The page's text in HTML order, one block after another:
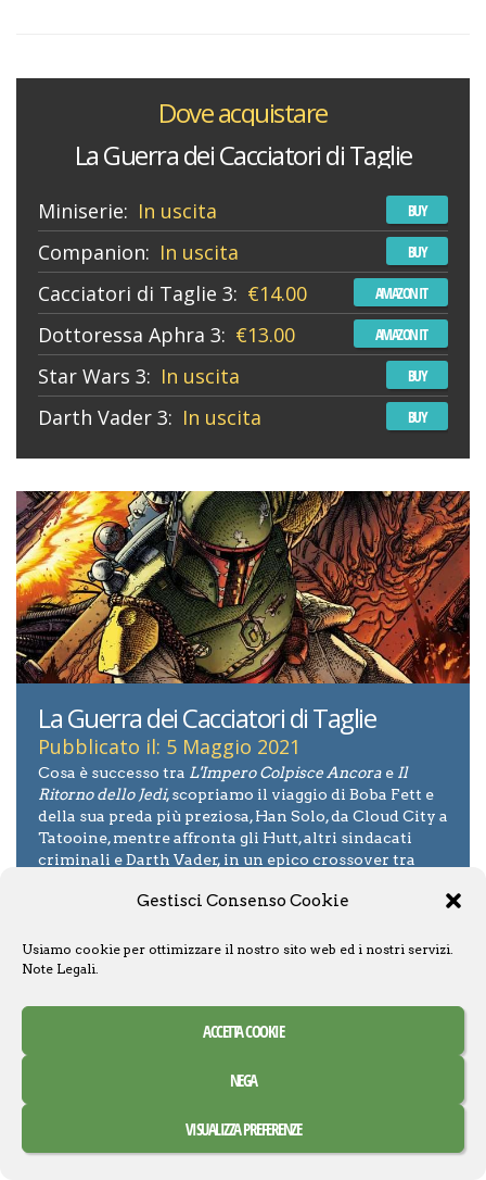
Gestisci Consenso Cookie
Usiamo cookie per ottimizzare il nostro sito web ed i nostri servizi.
Note Legali.
ACCETTA COOKIE
NEGA
VISUALIZZA PREFERENZE
Dove acquistare
La Guerra dei Cacciatori di Taglie
Miniserie: In uscita BUY
Companion: In uscita BUY
Cacciatori di Taglie 3: €14.00 AMAZON IT
Dottoressa Aphra 3: €13.00 AMAZON IT
Star Wars 3: In uscita BUY
Darth Vader 3: In uscita BUY
La Guerra dei Cacciatori di Taglie
Pubblicato il: 5 Maggio 2021
Cosa è successo tra L'Impero Colpisce Ancora e Il
Ritorno dello Jedi, scopriamo il viaggio di Boba Fett e
della sua preda più preziosa, Han Solo, da Cloud City a
Tatooine, mentre affronta gli Hutt, altri sindacati
criminali e Darth Vader, in un epico crossover tra
9 Average User Rating
Your Rating: